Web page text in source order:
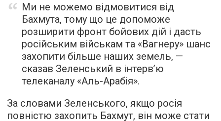
Ми не можемо відмовитися від
Бахмута, тому що це допоможе
розширити фронт бойових дій і дасть
російським військам та «Вагнеру» шанс
захопити більше наших земель, —
сказав Зеленський в інтерв’ю
телеканалу «Аль-Арабія».
За словами Зеленського, якщо росія
повністю захопить Бахмут, він може стати